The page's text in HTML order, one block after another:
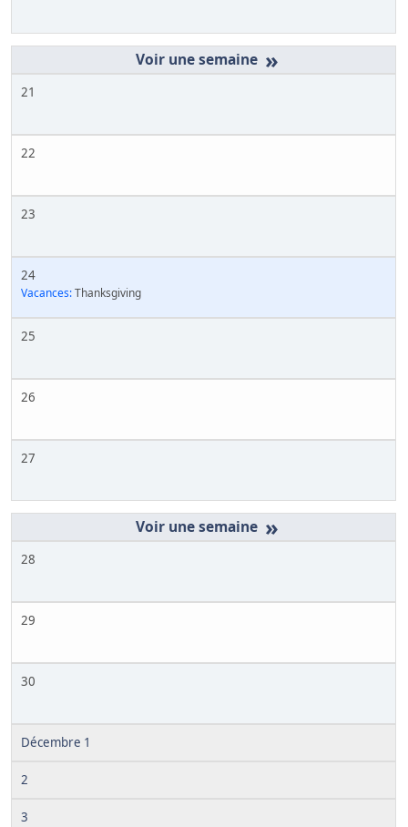
»
21
22
23
24
Vacances:Thanksgiving
25
26
27
»
28
29
30
Décembre 1
2
3